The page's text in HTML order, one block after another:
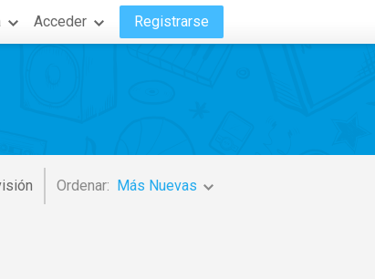
Acceder Registrarse
Ordenar: Más Nuevas